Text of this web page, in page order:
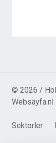
© 2026 /
Websayfa.nl
Sektorler